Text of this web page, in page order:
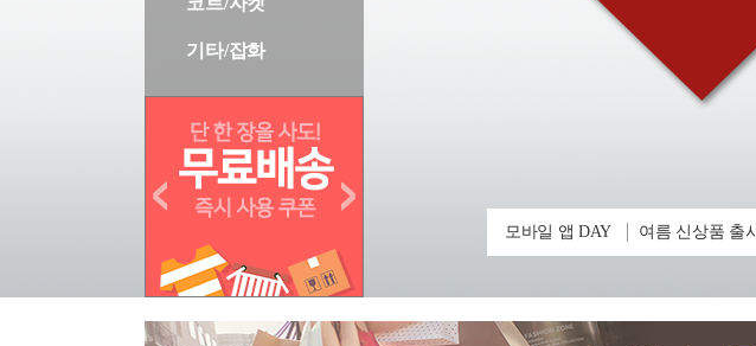
기타/잡화
모바일 앱 DAY 여름 신상품 출시